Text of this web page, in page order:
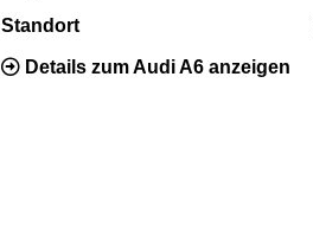
Standort
Details zum Audi A6 anzeigen